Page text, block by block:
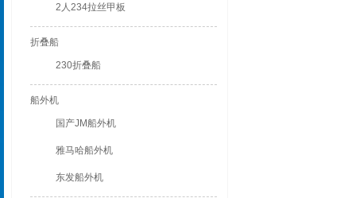
2人234拉丝甲板
折叠船
230折叠船
船外机
国产JM船外机
雅马哈船外机
东发船外机